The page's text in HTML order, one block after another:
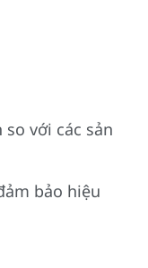
với các sản
bảo hiệu